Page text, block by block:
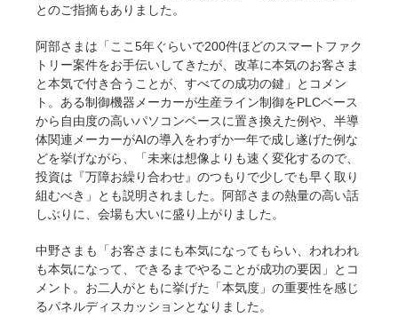
とのご指摘もありました。
阿部さまは「ここ5年ぐらいで200件ほどのスマートファク
トリー案件をお手伝いしてきたが、改革に本気のお客さま
と本気で付き合うことが、すべての成功の鍵」とコメン
ト。ある制御機器メーカーが生産ライン制御をPLCベース
から自由度の高いパソコンベースに置き換えた例や、半導
体関連メーカーがAIの導入をわずか一年で成し遂げた例な
どを挙げながら、「未来は想像よりも速く変化するので、
投資は『万障お繰り合わせ』のつもりで少しでも早く取り
組むべき」とも説明されました。阿部さまの熱量の高い話
しぶりに、会場も大いに盛り上がりました。
中野さまも「お客さまにも本気になってもらい、われわれ
も本気になって、できるまでやることが成功の要因」とコ
メント。お二人がともに挙げた「本気度」の重要性を感じ
るパネルディスカッションとなりました。